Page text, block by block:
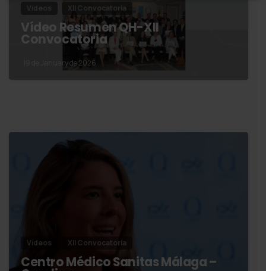
Vídeos XII Convocatoria
Vídeo Resumen QH-XII
Convocatoria
19 de January de 2026
Vídeos XII Convocatoria
Centro Médico Sanitas Málaga –